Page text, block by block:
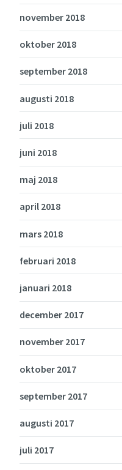
november 2018
oktober 2018
september 2018
augusti 2018
juli 2018
juni 2018
maj 2018
april 2018
mars 2018
februari 2018
januari 2018
december 2017
november 2017
oktober 2017
september 2017
augusti 2017
juli 2017